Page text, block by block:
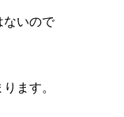
ないので
ます。